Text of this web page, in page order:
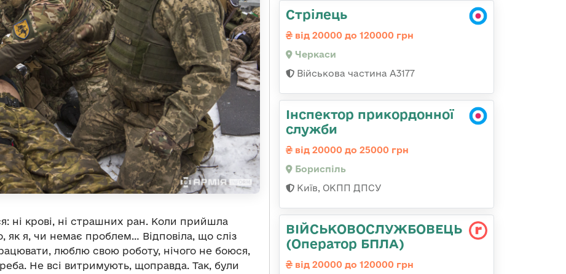
ні крові, ні страшних ран. Коли прийшла
як я, чи немає проблем… Відповіла, що сліз
люблю свою роботу, нічого не боюся,
Не всі витримують, щоправда. Так, були
Стрілець
від 20000 до 120000 грн
Черкаси
Військова частина А3177
Інспектор прикордонної
служби
від 20000 до 25000 грн
Бориспіль
Київ, ОКПП ДПСУ
ВІЙСЬКОВОСЛУЖБОВЕЦЬ
(Оператор БПЛА)
від 20000 до 120000 грн